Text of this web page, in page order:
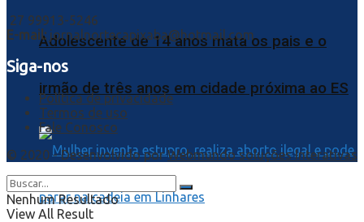
Adolescente de 14 anos mata os pais e o
irmão de três anos em cidade próxima ao ES
27 99913-5246
E-mail: jornalnortecapixaba@hotmail.com
Siga-nos
Política de privacidade
Termos de uso
Fale Conosco
© 2020 - Desenvolvido porWebmundo soluções Interativas
Nenhum Resultado
View All Result